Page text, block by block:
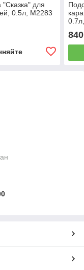
"Сказка" для
0.5л, М2283
840